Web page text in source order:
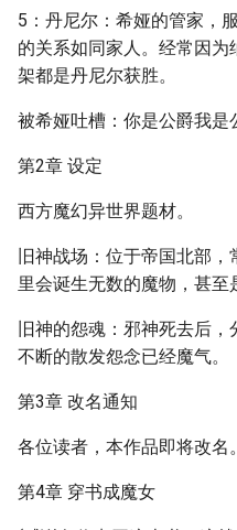
5：丹尼尔：希娅的管家，
的关系如同家人。经常因
架都是丹尼尔获胜。
被希娅吐槽：你是公爵我是
第2章 设定
西方魔幻异世界题材。
旧神战场：位于帝国北部
里会诞生无数的魔物，甚至
旧神的怨魂：邪神死去后，
不断的散发怨念已经魔气。
第3章 改名通知
各位读者，本作品即将改名
第4章 穿书成魔女